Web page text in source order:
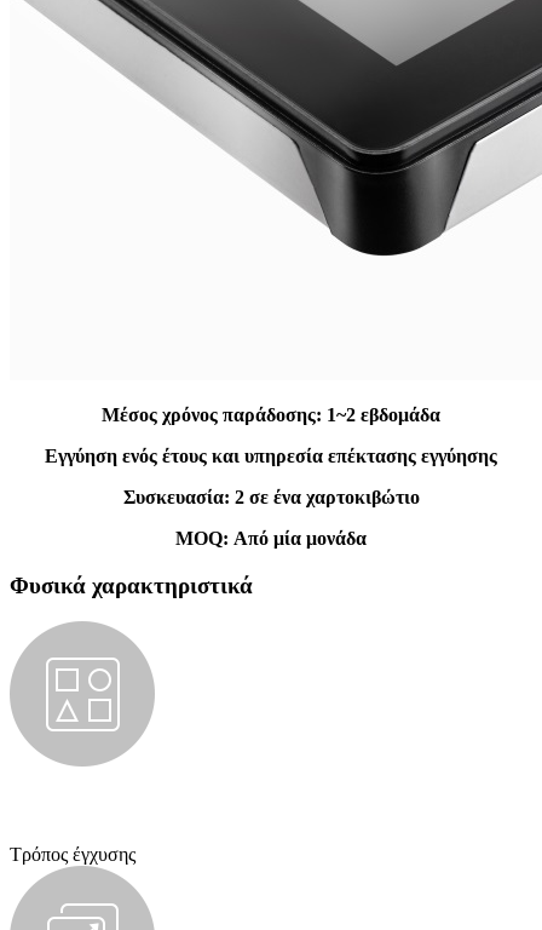
Μέσος χρόνος παράδοσης: 1~2 εβδομάδα
Εγγύηση ενός έτους και υπηρεσία επέκτασης εγγύησης
Συσκευασία: 2 σε ένα χαρτοκιβώτιο
MOQ: Από μία μονάδα
Φυσικά χαρακτηριστικά
Τρόπος έγχυσης